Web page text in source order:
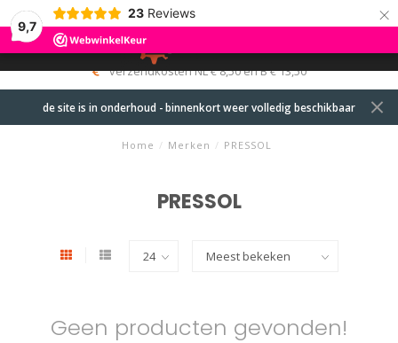
9,7
23 Reviews ×
MENU
0
verzendkosten NL € 8,50 en B € 13,50
de site is in onderhoud - binnenkort weer volledig beschikbaar
Home / Merken / PRESSOL
PRESSOL
Geen producten gevonden!